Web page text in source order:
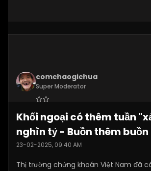
comchaogichua
Super Moderator
Posts:10887
Khối ngoại có thêm tuần
nghìn tỷ - Buồn thêm buồn
23-02-2025, 09:40 AM
Thị trường chứng khoán Việt Nam đã